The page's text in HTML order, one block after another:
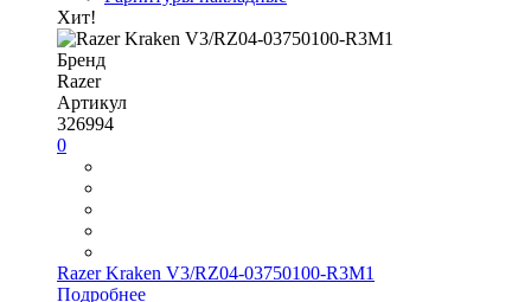
Хит!
Бренд
Razer
Артикул
326994
0
Razer Kraken V3/RZ04-03750100-R3M1
Подробнее